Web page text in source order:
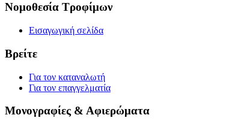
Νομοθεσία Τροφίμων
Εισαγωγική σελίδα
Βρείτε
Για τον καταναλωτή
Για τον επαγγελματία
Μονογραφίες & Αφιερώματα